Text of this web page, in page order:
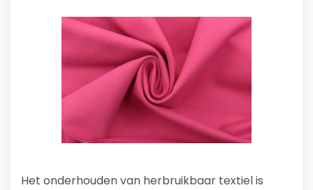
Het onderhouden van herbruikbaar textiel is